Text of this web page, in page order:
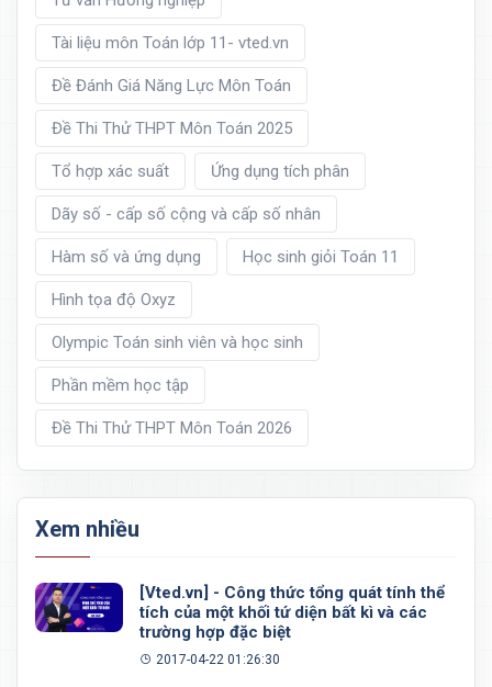
Tài liệu môn Toán lớp 11- vted.vn
Đề Đánh Giá Năng Lực Môn Toán
Đề Thi Thử THPT Môn Toán 2025
Tổ hợp xác suất Ứng dụng tích phân
Dãy số - cấp số cộng và cấp số nhân
Hàm số và ứng dụng Học sinh giỏi Toán 11
Hình tọa độ Oxyz
Olympic Toán sinh viên và học sinh
Phần mềm học tập
Đề Thi Thử THPT Môn Toán 2026
Xem nhiều
[Vted.vn] - Công thức tổng quát tính thể
tích của một khối tứ diện bất kì và các
trường hợp đặc biệt
2017-04-22 01:26:30